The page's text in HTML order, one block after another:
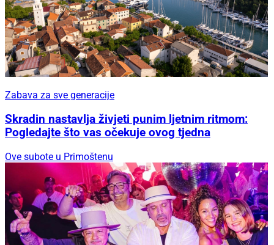
Zabava za sve generacije
Skradin nastavlja živjeti punim ljetnim ritmom:
Pogledajte što vas očekuje ovog tjedna
Ove subote u Primoštenu